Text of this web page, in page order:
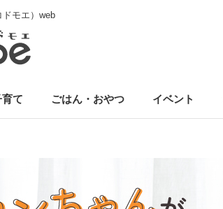
モエ）web
て ごはん・おやつ イベント